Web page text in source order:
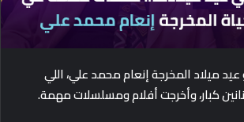
مايو هو عيد ميلاد المخرجة إنعام محمد علي، اللي
كبار، وأخرجت أفلام ومسلسلات مهمة.